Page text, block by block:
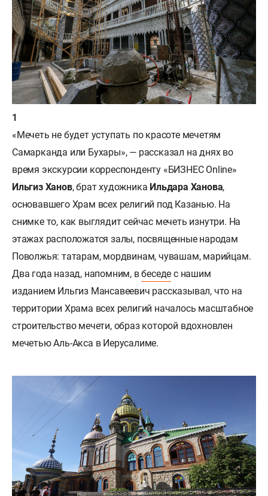
«Мечеть не будет уступать по красоте мечетям
Самарканда или Бухары», — рассказал на днях во
время экскурсии корреспонденту «БИЗНЕС Online»
Ильгиз Ханов, брат художника Ильдара Ханова,
основавшего Храм всех религий под Казанью. На
снимке то, как выглядит сейчас мечеть изнутри. На
этажах расположатся залы, посвященные народам
Поволжья: татарам, мордвинам, чувашам, марийцам.
Два года назад, напомним, вбеседе с нашим
изданием Ильгиз Мансавеевич рассказывал, что на
территории Храма всех религий началось масштабное
строительство мечети, образ которой вдохновлен
мечетью Аль-Акса в Иерусалиме.